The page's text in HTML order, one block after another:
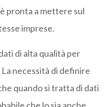
pronta a mettere sul
imprese.
di alta qualità per
necessità di definire
quando si tratta di dati